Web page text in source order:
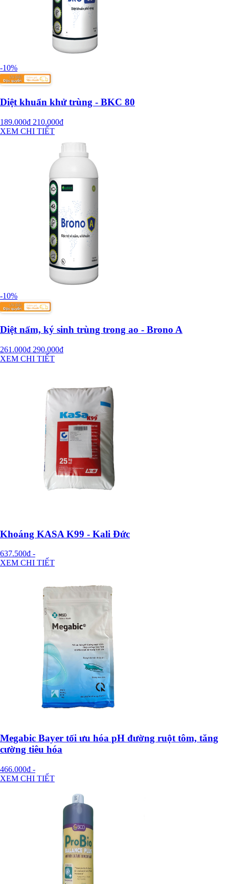
-10%
Diệt khuẩn khử trùng - BKC 80
189.000đ 210.000đ
XEM CHI TIẾT
-10%
Diệt nấm, ký sinh trùng trong ao - Brono A
261.000đ 290.000đ
XEM CHI TIẾT
Khoáng KASA K99 - Kali Đức
637.500đ -
XEM CHI TIẾT
Megabic Bayer tối ưu hóa pH đường ruột tôm, tăng
cường tiêu hóa
466.000đ -
XEM CHI TIẾT